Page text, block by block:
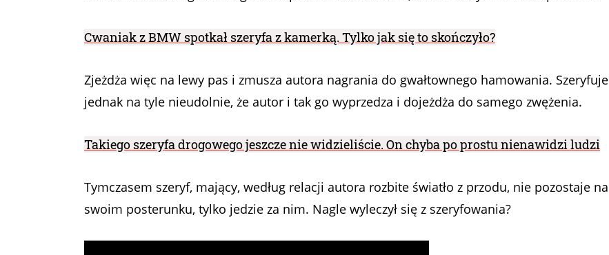
Cwaniak z BMW spotkał szeryfa z kamerką. Tylko jak się to skończyło?
Zjeżdża więc na lewy pas i zmusza autora nagrania do gwałtownego hamowania. Szeryfuje
jednak na tyle nieudolnie, że autor i tak go wyprzedza i dojeżdża do samego zwężenia.
Takiego szeryfa drogowego jeszcze nie widzieliście. On chyba po prostu nienawidzi ludzi
Tymczasem szeryf, mający, według relacji autora rozbite światło z przodu, nie pozostaje na
swoim posterunku, tylko jedzie za nim. Nagle wyleczył się z szeryfowania?